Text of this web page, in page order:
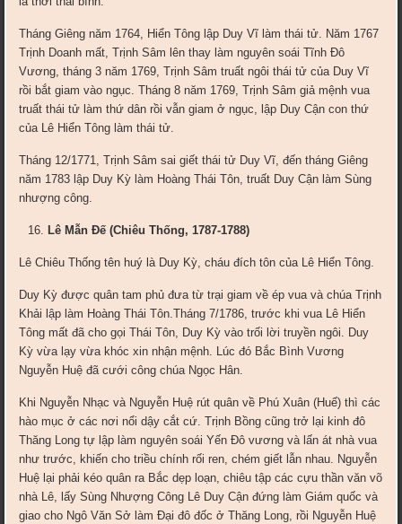
Tháng Giêng năm 1764, Hiển Tông lập Duy Vĩ làm thái tử. Năm 1767
Trịnh Doanh mất, Trịnh Sâm lên thay làm nguyên soái Tĩnh Đô
Vương, tháng 3 năm 1769, Trịnh Sâm truất ngôi thái tử của Duy Vĩ
rồi bắt giam vào ngục. Tháng 8 năm 1769, Trịnh Sâm giả mệnh vua
truất thái tử làm thứ dân rồi vẫn giam ở ngục, lập Duy Cận con thứ
của Lê Hiển Tông làm thái tử.
Tháng 12/1771, Trịnh Sâm sai giết thái tử Duy Vĩ, đến tháng Giêng
năm 1783 lập Duy Kỳ làm Hoàng Thái Tôn, truất Duy Cận làm Sùng
nhượng công.
Lê Mẫn Đế (Chiêu Thống, 1787-1788)
Lê Chiêu Thống tên huý là Duy Kỳ, cháu đích tôn của Lê Hiển Tông.
Duy Kỳ được quân tam phủ đưa từ trại giam về ép vua và chúa Trịnh
Khải lập làm Hoàng Thái Tôn.Tháng 7/1786, trước khi vua Lê Hiển
Tông mất đã cho gọi Thái Tôn, Duy Kỳ vào trối lời truyền ngôi. Duy
Kỳ vừa lạy vừa khóc xin nhận mệnh. Lúc đó Bắc Bình Vương
Nguyễn Huệ đã cưới công chúa Ngọc Hân.
Khi Nguyễn Nhạc và Nguyễn Huệ rút quân về Phú Xuân (Huế) thì các
hào mục ở các nơi nổi dậy cắt cứ. Trịnh Bồng cũng trở lại kinh đô
Thăng Long tự lập làm nguyên soái Yến Đô vương và lấn át nhà vua
như trước, khiến cho triều chính rối ren, chém giết lẫn nhau. Nguyễn
Huệ lại phải kéo quân ra Bắc dẹp loạn, chiêu tập các cựu thần văn võ
nhà Lê, lấy Sùng Nhượng Công Lê Duy Cận đứng làm Giám quốc và
giao cho Ngô Văn Sở làm Đại đô đốc ở Thăng Long, rồi Nguyễn Huệ